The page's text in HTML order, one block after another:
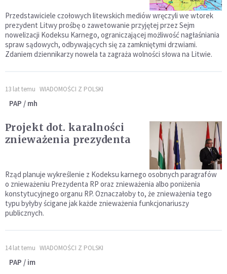
Przedstawiciele czołowych litewskich mediów wręczyli we wtorek
prezydent Litwy prośbę o zawetowanie przyjętej przez Sejm
nowelizacji Kodeksu Karnego, ograniczającej możliwość nagłaśniania
spraw sądowych, odbywających się za zamkniętymi drzwiami.
Zdaniem dziennikarzy nowela ta zagraża wolności słowa na Litwie.
13 lat temu WIADOMOŚCI Z POLSKI
PAP / mh
Projekt dot. karalności
znieważenia prezydenta
Rząd planuje wykreślenie z Kodeksu karnego osobnych paragrafów
o znieważeniu Prezydenta RP oraz znieważenia albo poniżenia
konstytucyjnego organu RP. Oznaczałoby to, że znieważenia tego
typu byłyby ścigane jak każde znieważenia funkcjonariuszy
publicznych.
14 lat temu WIADOMOŚCI Z POLSKI
PAP / im